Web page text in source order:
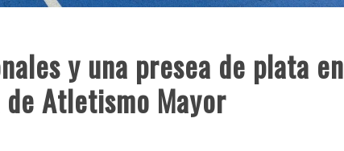
y una presea de plata en
Atletismo Mayor